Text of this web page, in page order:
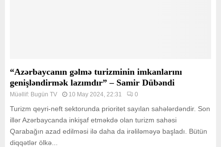
“Azərbaycanın gəlmə turizminin imkanlarını
genişləndirmək lazımdır” – Samir Dübəndi
Müəllif: Bugün TV 10 May 2024, 22:31 0
Turizm qeyri-neft sektorunda prioritet sayılan sahələrdəndir. Son
illər Azərbaycanda inkişaf etməkdə olan turizm sahəsi
Qarabağın azad edilməsi ilə daha da irəliləməyə başladı. Bütün
diqqətlər ölkə...